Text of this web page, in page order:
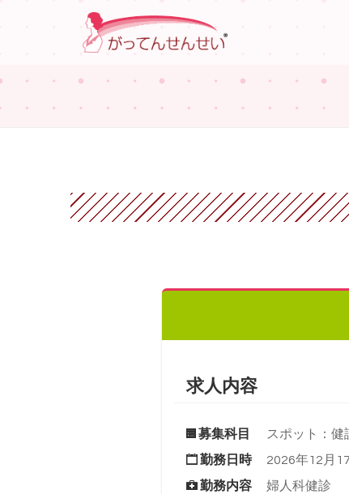
求人内容
募集科目
スポット：健
勤務日時
2026年12月
勤務内容
婦人科健診